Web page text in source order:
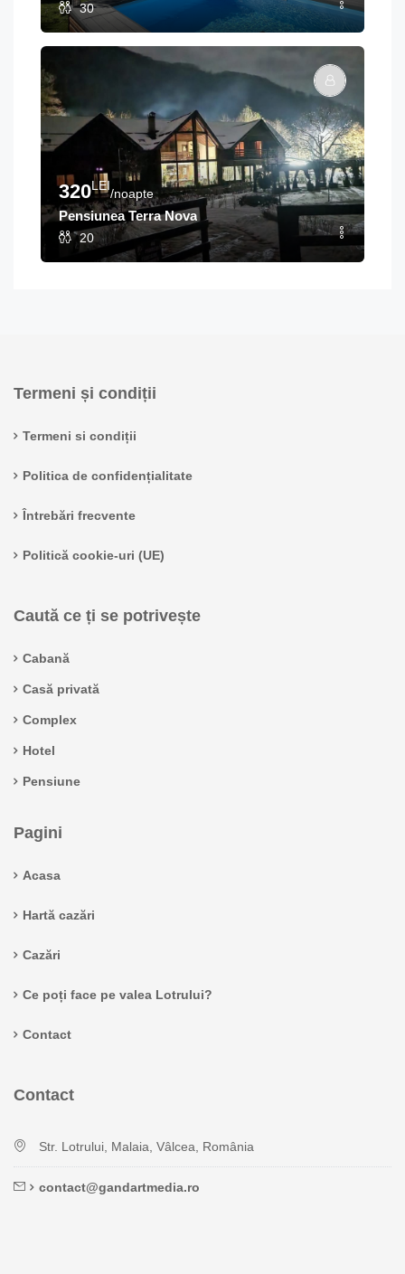
30
320LEI
/noapte
Pensiunea Terra Nova
20
Termeni și condiții
Termeni si condiții
Politica de confidențialitate
Întrebări frecvente
Politică cookie-uri (UE)
Caută ce ți se potrivește
Cabană
Casă privată
Complex
Hotel
Pensiune
Pagini
Acasa
Hartă cazări
Cazări
Ce poți face pe valea Lotrului?
Contact
Contact
Str. Lotrului, Malaia, Vâlcea, România
contact@gandartmedia.ro